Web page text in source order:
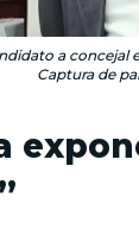
a concejal
Captura de